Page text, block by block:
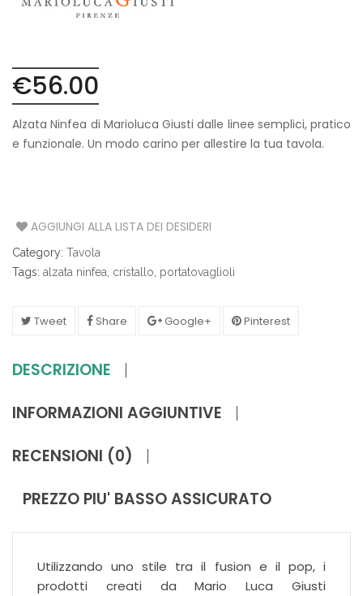
€56.00
Alzata Ninfea di Marioluca Giusti dalle linee semplici, pratico
e funzionale. Un modo carino per allestire la tua tavola.
AGGIUNGI ALLA LISTA DEI DESIDERI
Category: Tavola
Tags: alzata ninfea cristallo portatovaglioli
Tweet Share Google+ Pinterest
DESCRIZIONE
INFORMAZIONI AGGIUNTIVE
RECENSIONI (0)
PREZZO PIU' BASSO ASSICURATO
Utilizzando uno stile tra il fusion e il pop, i
prodotti creati da Mario Luca Giusti